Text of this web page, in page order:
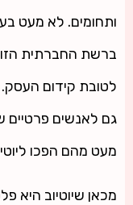
ותחומים. לא מעט
ברשת החברתית
לטובת קידום העסק.
גם לאנשים פרטיים
מעט מהם הפכו
מכאן שיוטיוב היא